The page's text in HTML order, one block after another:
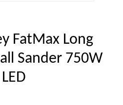
FatMax Long
Sander 750W
LED